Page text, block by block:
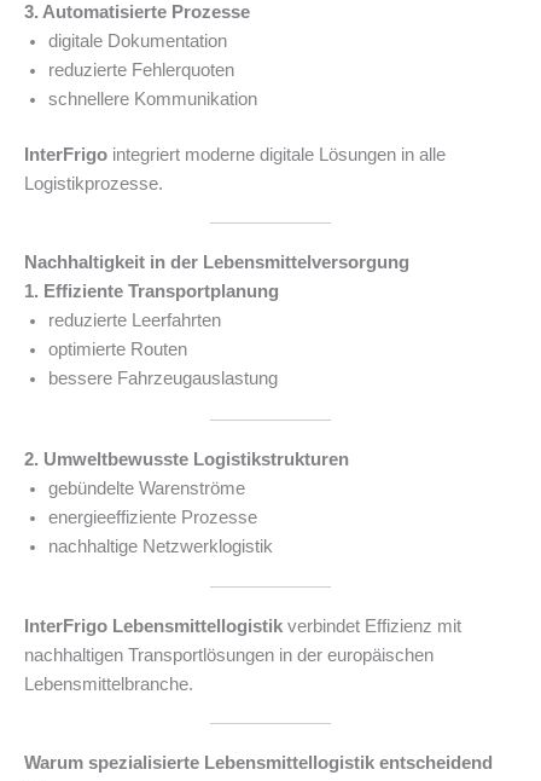
3. Automatisierte Prozesse
digitale Dokumentation
reduzierte Fehlerquoten
schnellere Kommunikation
InterFrigo integriert moderne digitale Lösungen in alle
Logistikprozesse.
Nachhaltigkeit in der Lebensmittelversorgung
1. Effiziente Transportplanung
reduzierte Leerfahrten
optimierte Routen
bessere Fahrzeugauslastung
2. Umweltbewusste Logistikstrukturen
gebündelte Warenströme
energieeffiziente Prozesse
nachhaltige Netzwerklogistik
InterFrigo Lebensmittellogistik verbindet Effizienz mit
nachhaltigen Transportlösungen in der europäischen
Lebensmittelbranche.
Warum spezialisierte Lebensmittellogistik entscheidend